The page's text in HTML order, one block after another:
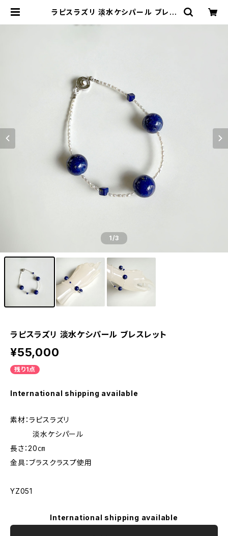
ラピスラズリ 淡水ケシパール ブレス
1/3
ラピスラズリ 淡水ケシパール ブレスレット
¥55,000
残り1点
International shipping available
素材：ラピスラズリ
淡水ケシパール
長さ：20㎝
金具：ブラスクラスプ使用
YZ051
International shipping available